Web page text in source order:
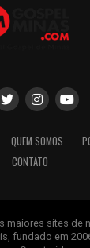
QUEM SOMOS
CONTATO
maiores sites de
fundado em